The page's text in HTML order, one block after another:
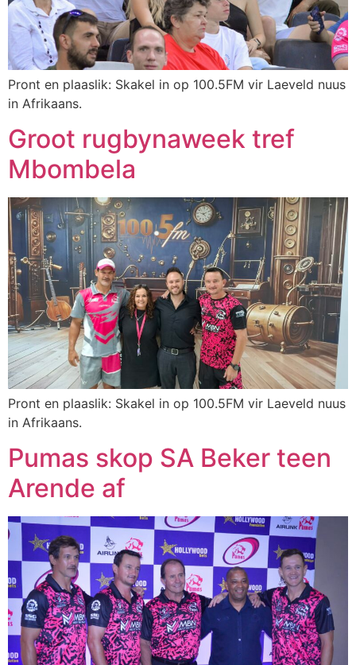
Pront en plaaslik: Skakel in op 100.5FM vir Laeveld nuus
in Afrikaans.
Groot rugbynaweek tref
Mbombela
Pront en plaaslik: Skakel in op 100.5FM vir Laeveld nuus
in Afrikaans.
Pumas skop SA Beker teen
Arende af